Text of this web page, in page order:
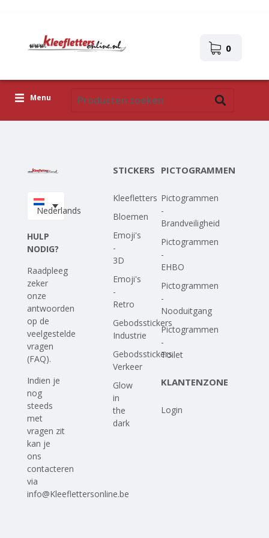
0
Menu
Upload je eigen ontwerp
Nederlands
HULP
NODIG?
Raadpleeg
zeker
onze
antwoorden
op de
veelgestelde
vragen
(FAQ).
Indien je
nog
steeds
met
vragen zit
kan je
ons
contacteren
via
info@Kleeflettersonline.be
STICKERS
Kleefletters
Bloemen
Emoji's
-
3D
Emoji's
-
Retro
Gebodsstickers
Industrie
Gebodsstickers
Verkeer
Glow
in
the
dark
PICTOGRAMMEN
Pictogrammen
-
Brandveiligheid
Pictogrammen
-
EHBO
Pictogrammen
-
Nooduitgang
Pictogrammen
-
Toilet
KLANTENZONE
Login